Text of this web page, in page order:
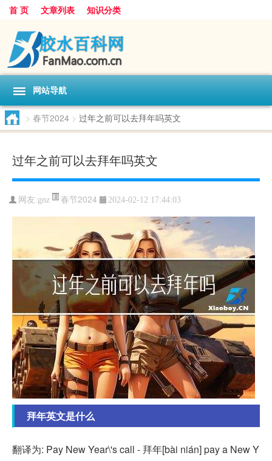
首 页 文章列表 知识分类
网站导航
> 春节2024 > 过年之前可以去拜年吗英文
过年之前可以去拜年吗英文
网友:gnz 春节2024 2024-02-12 17:44:03
拜年英文是什么
翻译为: Pay New Year\'s call - 拜年[bài nián] pay a New Y